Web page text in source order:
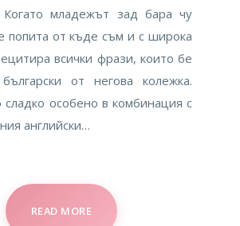
Когато младежът зад бара чу
попита от къде съм и с широка
всички фрази, които бе
от негова колежка.
особено в комбинация с
английски…
READ MORE